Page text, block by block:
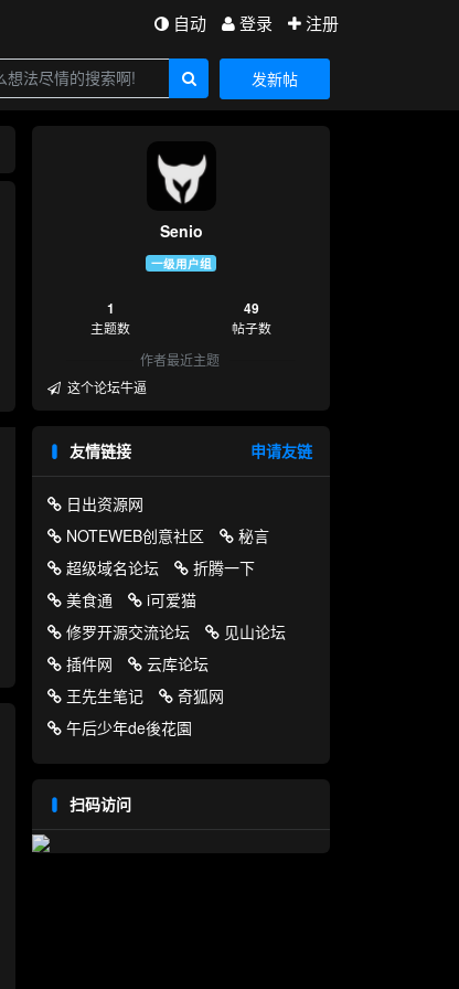
自动 登录 注册
发新帖
Senio
一级用户组
1
主题数
49
帖子数
作者最近主题
这个论坛牛逼
友情链接 申请友链
日出资源网
NOTEWEB创意社区
秘言
超级域名论坛
折腾一下
美食通
i可爱猫
修罗开源交流论坛
见山论坛
插件网
云库论坛
王先生笔记
奇狐网
午后少年de後花園
扫码访问